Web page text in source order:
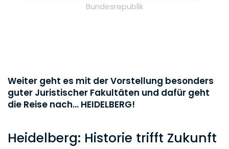
Bundesrepublik
Weiter geht es mit der Vorstellung besonders
guter Juristischer Fakultäten und dafür geht
die Reise nach... HEIDELBERG!
Heidelberg: Historie trifft Zukunft